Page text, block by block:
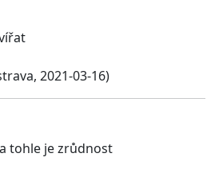
2021-03-16)
tohle je zrůdnost